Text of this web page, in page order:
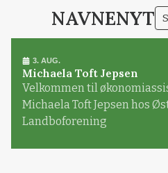
NAVNENYT
3. AUG.
Michaela Toft Jepsen
Velkommen til
Michaela Toft Jepsen hos
Landboforening